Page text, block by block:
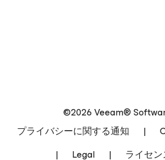
©2026 Veeam®
プライバシーに関する通知
|
|
Legal | ライセ